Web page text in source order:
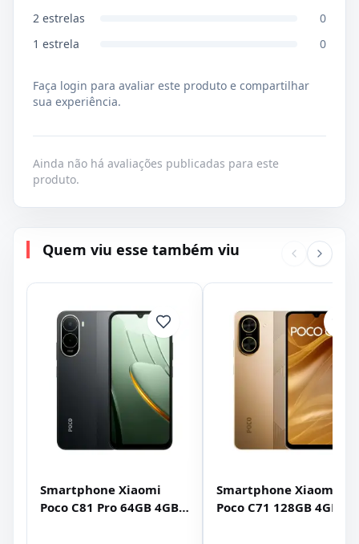
2 estrelas
0
1 estrela 0
Faça login para avaliar este produto e compartilhar
sua experiência.
Ainda não há avaliações publicadas para este
produto.
Quem viu esse também viu
Smartphone Xiaomi
Poco C81 Pro 64GB 4GB
Smartphone Xiaomi
Poco C71 128GB 4GB